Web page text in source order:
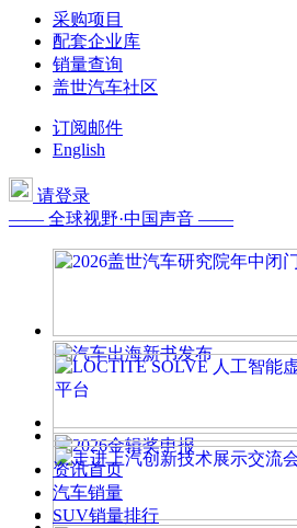
采购项目
配套企业库
销量查询
盖世汽车社区
订阅邮件
English
请登录
—— 全球视野·中国声音 ——
资讯首页
汽车销量
SUV销量排行